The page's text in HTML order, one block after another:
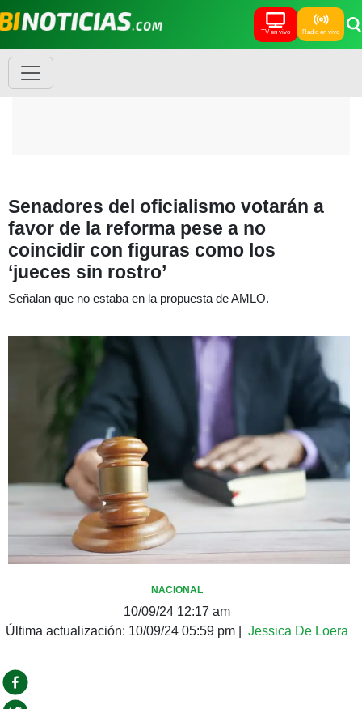
TV en vivo Radio en vivo
Senadores del oficialismo votarán a
favor de la reforma pese a no
coincidir con figuras como los
‘jueces sin rostro’
Señalan que no estaba en la propuesta de AMLO.
NACIONAL
10/09/24 12:17 am
Última actualización: 10/09/24 05:59 pm Jessica De Loera